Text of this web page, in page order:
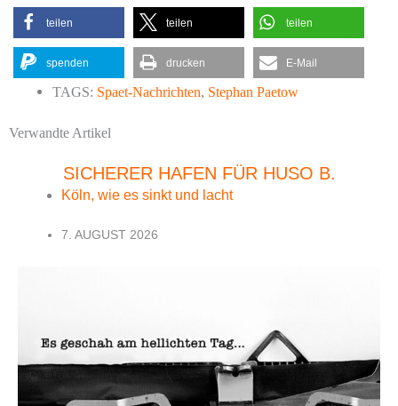
teilen teilen teilen
spenden drucken E-Mail
TAGS: Spaet-Nachrichten, Stephan Paetow
Verwandte Artikel
SICHERER HAFEN FÜR HUSO B.
Köln, wie es sinkt und lacht
7. AUGUST 2026